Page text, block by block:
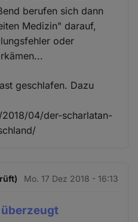
berufen sich dann
Medizin" darauf,
oder
geschlafen. Dazu
04/der-scharlatan-
Mo. 17 Dez 2018 - 16:13
überzeugt